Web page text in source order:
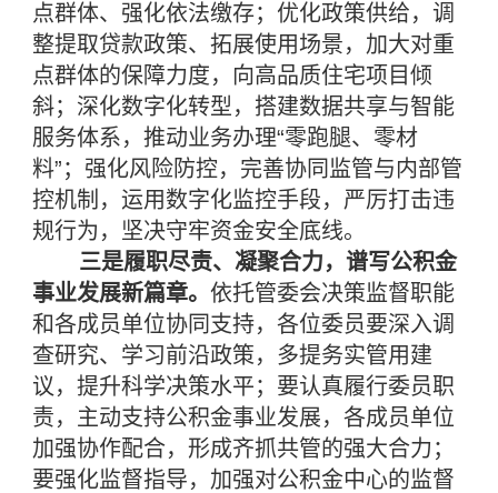
点群体、强化依法缴存；优化政策供给，调
整提取贷款政策、拓展使用场景，加大对重
点群体的保障力度，向高品质住宅项目倾
斜；深化数字化转型，搭建数据共享与智能
服务体系，推动业务办理“零跑腿、零材
料”；强化风险防控，完善协同监管与内部管
控机制，运用数字化监控手段，严厉打击违
规行为，坚决守牢资金安全底线。
三是履职尽责、凝聚合力，谱写公积金
事业发展新篇章。 依托管委会决策监督职能
和各成员单位协同支持，各位委员要深入调
查研究、学习前沿政策，多提务实管用建
议，提升科学决策水平；要认真履行委员职
责，主动支持公积金事业发展，各成员单位
加强协作配合，形成齐抓共管的强大合力；
要强化监督指导，加强对公积金中心的监督